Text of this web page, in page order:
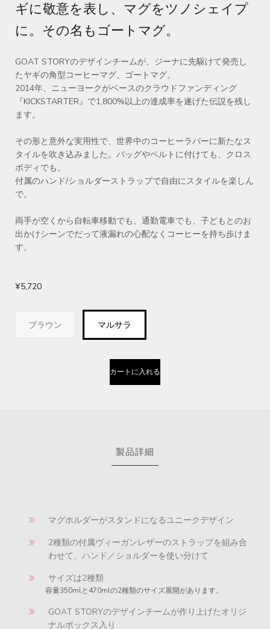
ギに敬意を表し、マグをツノシェイプ
に。 その名もゴートマグ。
GOAT STORYのデザインチームが、ジーナに先駆けて発売し
たヤギの角型コーヒーマグ、ゴートマグ。
2014年、ニューヨークがベースのクラウドファンディング
『KICKSTARTER』で1,800%以上の達成率を遂げた伝説を残し
ます。
その形と意外な実用性で、世界中のコーヒーラバーに新たなス
タイルを吹き込みました。バッグやベルトに付けても、クロス
ボディでも。
付属のハンド/ショルダーストラップで自由にスタイルを楽しん
で。
両手が空くから自転車移動でも、通勤電車でも、子どもとのお
出かけシーンでだって液漏れの心配なくコーヒーを持ち歩けま
す。
¥5,720
ブラウン マルサラ
カートに入れる
製品詳細
マグホルダーがスタンドになるユニークデザイン
2種類の付属ヴィーガンレザーのストラップを組み合
わせて、ハンド／ショルダーを使い分けて
サイズは2種類
容量350mlと470mlの2種類のサイズ展開があります。
GOAT STORYのデザインチームが作り上げたオリジ
ナルボックス入り